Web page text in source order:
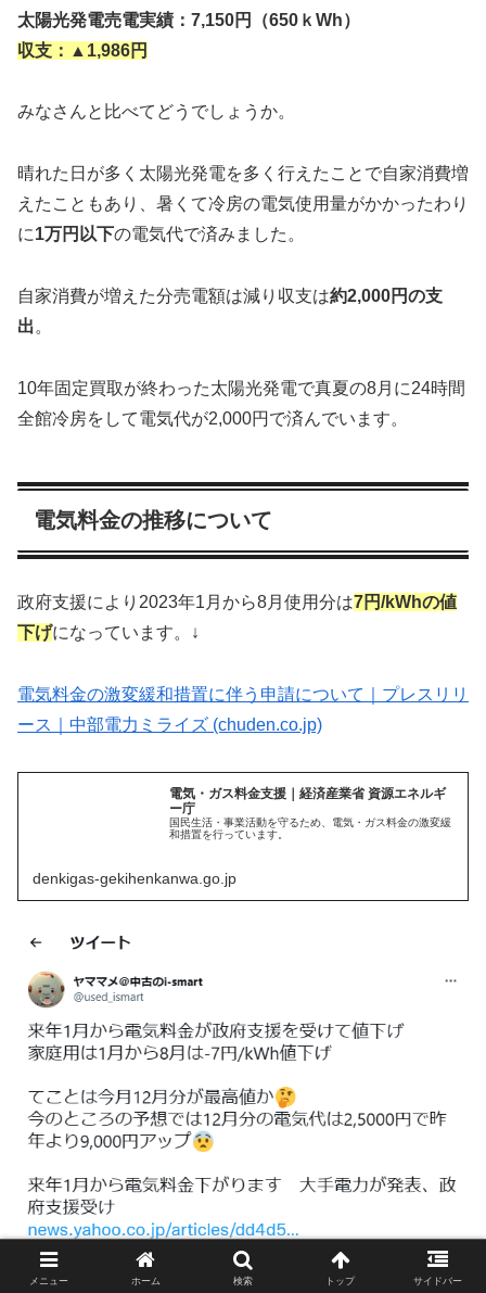
太陽光発電売電実績：7,150円（650ｋWh）
収支： ▲1,986円
みなさんと比べてどうでしょうか。
晴れた日が多く太陽光発電を多く行えたことで自家消費増
えたこともあり、暑くて冷房の電気使用量がかかったわり
に1万円以下の電気代で済みました。
自家消費が増えた分売電額は減り収支は約2,000円の支
出。
10年固定買取が終わった太陽光発電で真夏の8月に24時間
全館冷房をして電気代が2,000円で済んでいます。
電気料金の推移について
政府支援により2023年1月から8月使用分は7円/kWhの値
下げになっています。↓
電気料金の激変緩和措置に伴う申請について｜プレスリリ
ース｜中部電力ミライズ (chuden.co.jp)
電気・ガス料金支援｜経済産業省 資源エネルギ
ー庁
国民生活・事業活動を守るため、電気・ガス料金の激変緩
和措置を行っています。
denkigas-gekihenkanwa.go.jp
メニュー ホーム 検索 トップ サイドバー